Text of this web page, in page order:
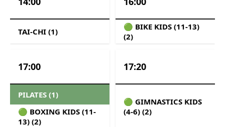
TAI-CHI (1)
🟢 BIKE KIDS (11-13)
(2)
17:00
PILATES (1)
🟢 BOXING KIDS (11-
13) (2)
17:20
🟢 GIMNASTICS KIDS
(4-6) (2)